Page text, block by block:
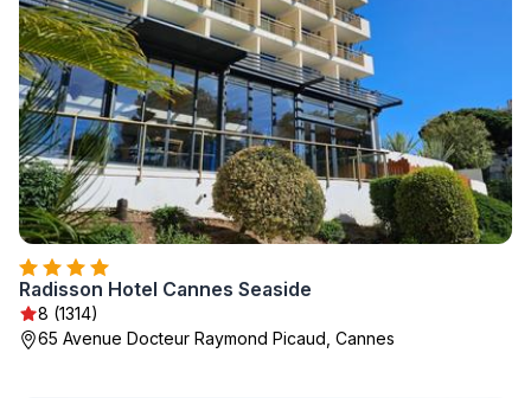
Radisson Hotel Cannes Seaside
8 (1314)
65 Avenue Docteur Raymond Picaud, Cannes